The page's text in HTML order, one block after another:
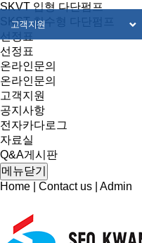
SKVT 입형 다단펌프
SKST 침수형 다단펌프
선정표
선정표
온라인문의
온라인문의
고객지원
공지사항
전자카다로그
자료실
Q&A게시판
메뉴닫기
Home
Contact us Admin
고객지원
회사소개
제품소개
선정표
온라인문의
고객지원